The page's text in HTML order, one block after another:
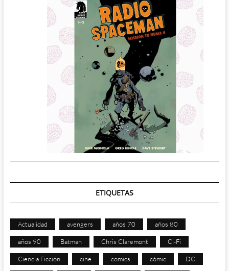
ETIQUETAS
Actualidad avengers años 70 años 80
años 90 Batman Chris Claremont Ci-Fi
Ciencia Ficción cine comics cómic DC